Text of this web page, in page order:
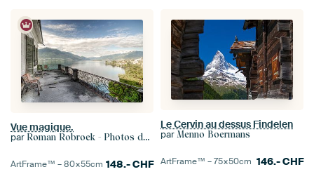
Vue magique.
par Roman Robroek - Photos de bâtiments abandonnés
ArtFrame™ –80×55cm 148.-CHF
Le Cervin au dessus Findelen
par Menno Boermans
ArtFrame™ –75×50cm 146.-CHF